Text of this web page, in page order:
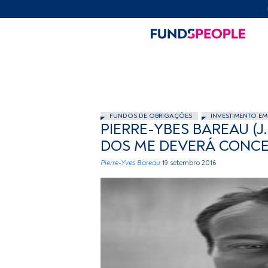
FUNDOS DE OBRIGAÇÕES INVESTIMENTO
PIERRE-YBES BAREAU
DOS ME DEVERÁ
Pierre-Yves Bareau 19 setembro 2016